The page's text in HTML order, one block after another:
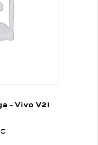
– Vivo V21
€